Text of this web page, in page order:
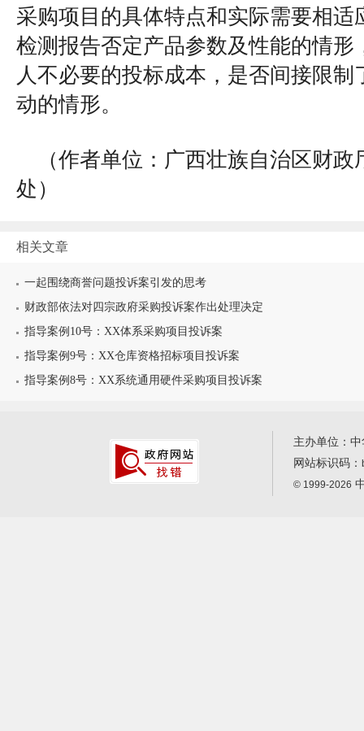
采购项目的具体特点和实际需要相适
检测报告否定产品参数及性能的情形
人不必要的投标成本，是否间接限
动的情形。
（作者单位：广西壮族自治区财
处）
相关文章
一起围绕商誉问题投诉案引发的思考
财政部依法对四宗政府采购投诉案作出处理决定
指导案例10号：XX体系采购项目投诉案
指导案例9号：XX仓库资格招标项目投诉案
指导案例8号：XX系统通用硬件采购项目投诉案
主办单位：
网站标识码：
© 1999-2026